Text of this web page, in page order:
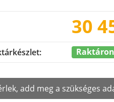
30
Raktáron
add meg a szükséges